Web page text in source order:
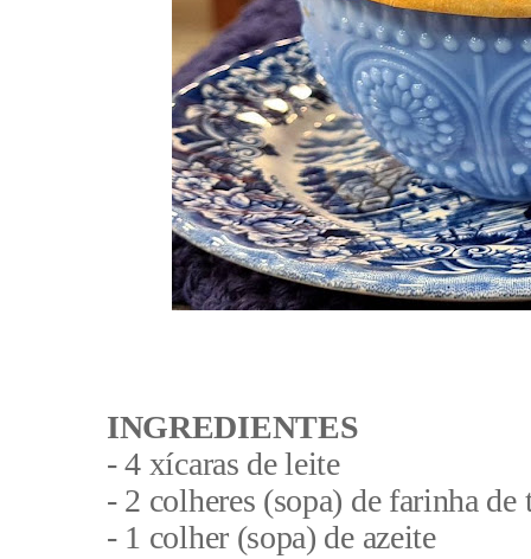
INGREDIENTES
- 4 xícaras de leite
- 2 colheres (sopa) de farinha de
- 1 colher (sopa) de azeite